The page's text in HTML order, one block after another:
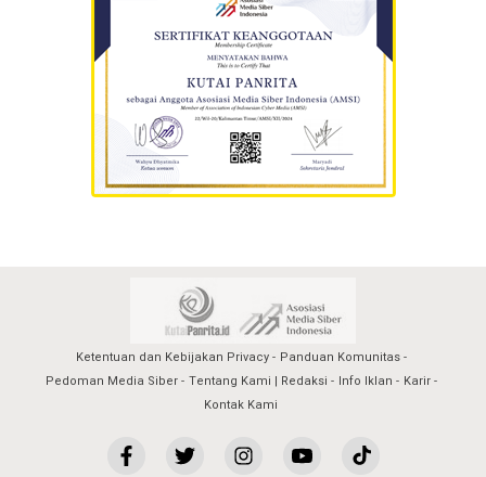
Ketentuan dan Kebijakan Privacy
Panduan Komunitas
Pedoman Media Siber
Tentang Kami | Redaksi Info Iklan
Karir
Kontak Kami